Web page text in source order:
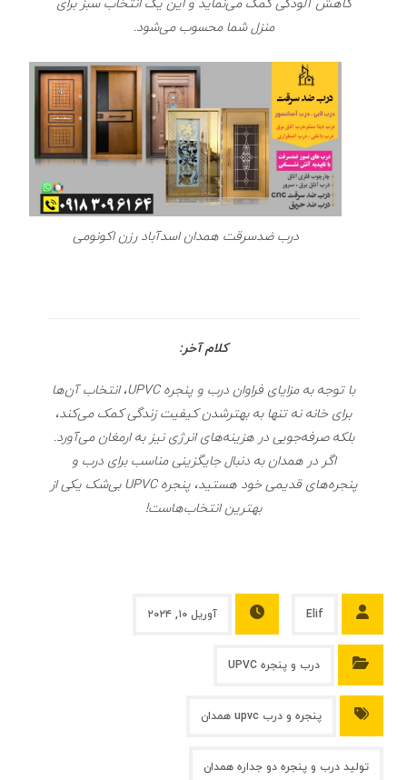
کاهش آلودگی کمک می‌نماید و این یک انتخاب سبز برای
منزل شما محسوب می‌شود.
درب ضدسرقت همدان اسدآباد رزن اکونومی
کلام آخر:
با توجه به مزایای فراوان درب و پنجره‌ UPVC، انتخاب آن‌ها
برای خانه نه تنها به بهترشدن کیفیت زندگی کمک می‌کند،
بلکه صرفه‌جویی در هزینه‌های انرژی نیز به ارمغان می‌آورد.
اگر در همدان به دنبال جایگزینی مناسب برای درب و
پنجره‌های قدیمی خود هستید، پنجره UPVC بی‌شک یکی از
بهترین انتخاب‌هاست!
Elif آوریل ۱۰, ۲۰۲۴
درب و پنجره UPVC
پنجره و درب upvc همدان
تولید درب و پنجره دو جداره همدان